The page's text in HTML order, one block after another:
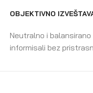
OBJEKTIVNO
Neutralno i
informisali bez